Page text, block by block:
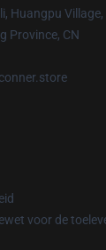
Huangpu
Province, CN
voor de